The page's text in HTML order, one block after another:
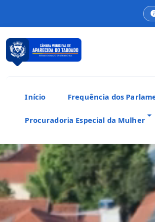
Início Frequência dos
Procuradoria Especial da Mulher
CÂMARA MUNICIPAL
Aparecida do